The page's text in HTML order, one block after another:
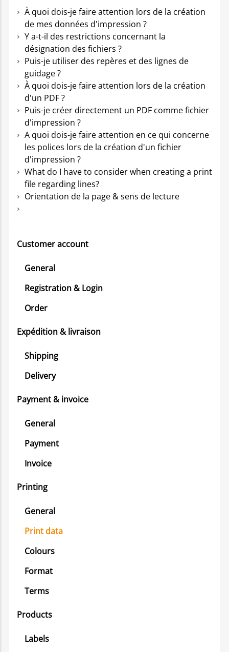
Customer account
General
Registration & Login
Order
Expédition & livraison
Shipping
Delivery
Payment & invoice
General
Payment
Invoice
Printing
General
Print data
Colours
Format
Terms
Products
Labels
À quoi dois-je faire attention lors de la création
de mes données d'impression ?
Y a-t-il des restrictions concernant la
désignation des fichiers ?
Puis-je utiliser des repères et des lignes de
guidage ?
À quoi dois-je faire attention lors de la création
d'un PDF ?
Puis-je créer directement un PDF comme fichier
d'impression ?
A quoi dois-je faire attention en ce qui concerne
les polices lors de la création d'un fichier
d'impression ?
What do I have to consider when creating a print
file regarding lines?
Orientation de la page & sens de lecture